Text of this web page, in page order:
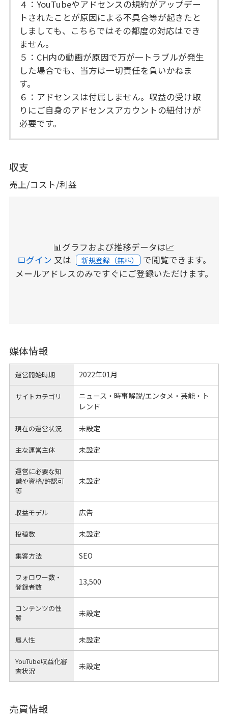
４：YouTubeやアドセンスの規約がアップデー
トされたことが原因による不具合等が起きたと
しましても、こちらではその都度の対応はでき
ません。
５：CH内の動画が原因で万が一トラブルが発生
した場合でも、当方は一切責任を負いかねま
す。
６：アドセンスは付属しません。収益の受け取
りにご自身のアドセンスアカウントの紐付けが
必要です。
収支
売上/コスト/利益
📊グラフおよび推移データは📈
ログイン 又は 新規登録（無料） で閲覧できます。
メールアドレスのみですぐにご登録いただけます。
媒体情報
運営開始時期 2022年01月
サイトカテゴリ
ニュース・時事解説/エンタメ・芸能・ト
レンド
現在の運営状況 未設定
主な運営主体 未設定
運営に必要な知
識や資格/許認可
等
未設定
収益モデル 広告
投稿数 未設定
集客方法 SEO
フォロワー数・
登録者数
13,500
コンテンツの性
質
未設定
属人性 未設定
YouTube収益化審
査状況
未設定
売買情報